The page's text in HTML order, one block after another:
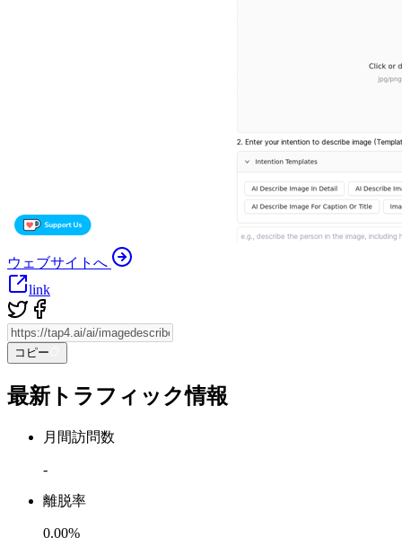
ウェブサイトへ
link
コピー
最新トラフィック情報
月間訪問数
-
離脱率
0.00%